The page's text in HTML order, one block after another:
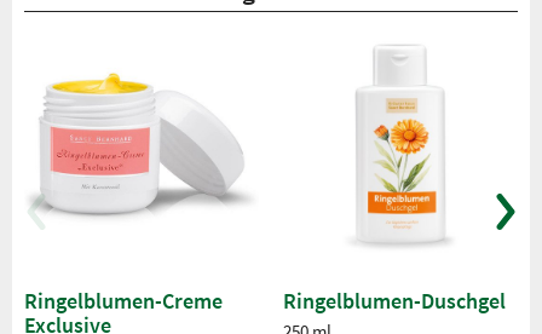
Ringelblumen-Creme
Exclusive
Ringelblumen-Duschgel